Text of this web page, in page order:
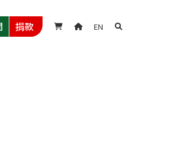
捐款   EN 